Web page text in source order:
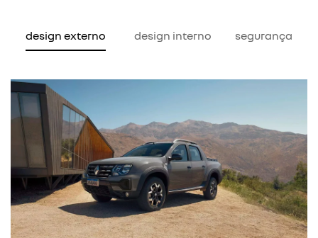
design externo design interno segurança
para-choque